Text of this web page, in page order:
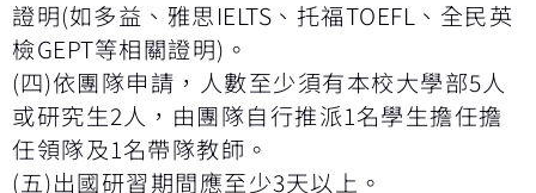
證明(如多益、雅思IELTS 、托福TOEFL 、全民英
檢GEPT等相關證明) 。
(四)依團隊申請，人數至少須有本校大學部5人
或研究生2人，由團隊自行推派1名學生擔任擔
任領隊及1名帶隊教師。
(五)出國研習期間應至少3天以上。